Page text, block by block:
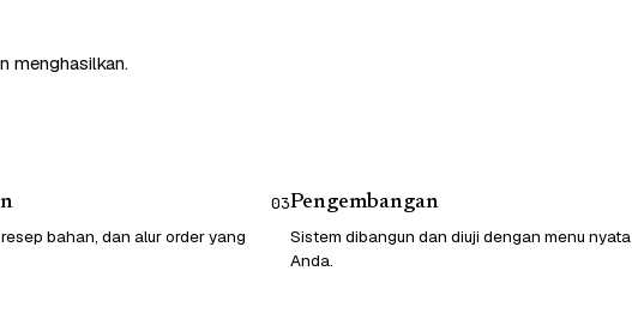
menghasilkan.
bahan, dan alur order yang
03Pengembangan
Sistem dibangun dan diuji dengan menu nyata
Anda.